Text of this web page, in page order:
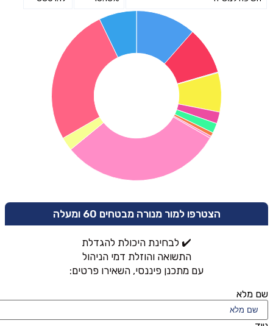
הצטרפו למור מנורה מבטחים 60 ומעלה
✔️ לבחינת היכולת להגדלת
התשואה והוזלת דמי הניהול
עם מתכנן פיננסי, השאירו פרטים:
שם מלא